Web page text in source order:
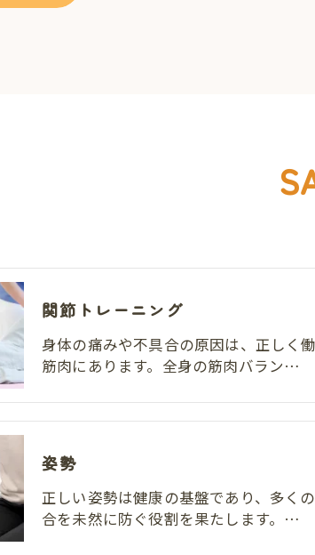
関節トレーニング
身体の痛みや不具合の原因は、正しく
筋肉にあります。全身の筋肉バラン…
姿勢
正しい姿勢は健康の基盤であり、多く
合を未然に防ぐ役割を果たします。…